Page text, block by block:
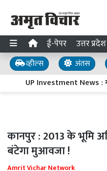
ई-पेपर उत्तर प्रदेश
व्हील्स अंतस
UP Investment News :
कानपुर : 2013 के भूमि
बंटेगा मुआवजा !
Amrit Vichar Network